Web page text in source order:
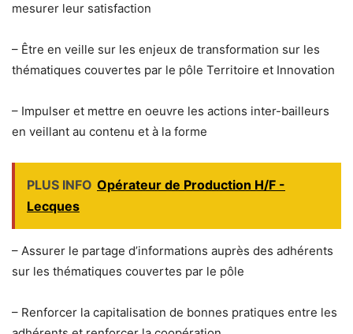
mesurer leur satisfaction
– Être en veille sur les enjeux de transformation sur les
thématiques couvertes par le pôle Territoire et Innovation
– Impulser et mettre en oeuvre les actions inter-bailleurs
en veillant au contenu et à la forme
PLUS INFO Opérateur de Production H/F -
Lecques
– Assurer le partage d’informations auprès des adhérents
sur les thématiques couvertes par le pôle
– Renforcer la capitalisation de bonnes pratiques entre les